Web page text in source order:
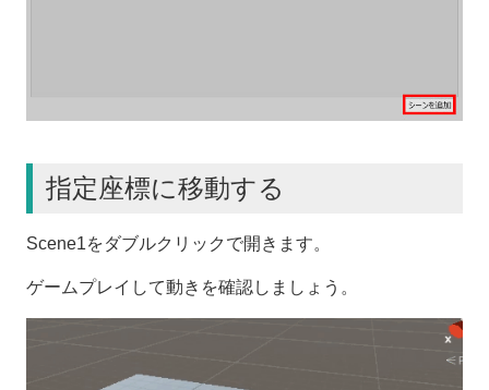
指定座標に移動する
Scene1をダブルクリックで開きます。
ゲームプレイして動きを確認しましょう。